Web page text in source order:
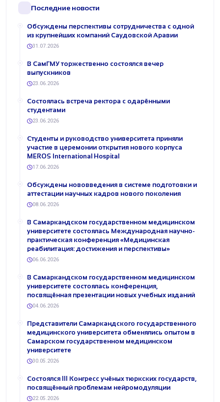
Последние новости
Обсуждены перспективы сотрудничества с одной
из крупнейших компаний Саудовской Аравии
31.07.2026
В СамГМУ торжественно состоялся вечер
выпускников
23.06.2026
Состоялась встреча ректора с одарёнными
студентами
23.06.2026
Студенты и руководство университета приняли
участие в церемонии открытия нового корпуса
MEROS International Hospital
17.06.2026
Обсуждены нововведения в системе подготовки и
аттестации научных кадров нового поколения
08.06.2026
В Самаркандском государственном медицинском
университете состоялась Международная научно-
практическая конференция «Медицинская
реабилитация: достижения и перспективы»
06.06.2026
В Самаркандском государственном медицинском
университете состоялась конференция,
посвящённая презентации новых учебных изданий
04.06.2026
Представители Самаркандского государственного
медицинского университета обменялись опытом в
Самарском государственном медицинском
университете
30.05.2026
Состоялся III Конгресс учёных тюркских государств,
посвящённый проблемам нейромодуляции
22.05.2026